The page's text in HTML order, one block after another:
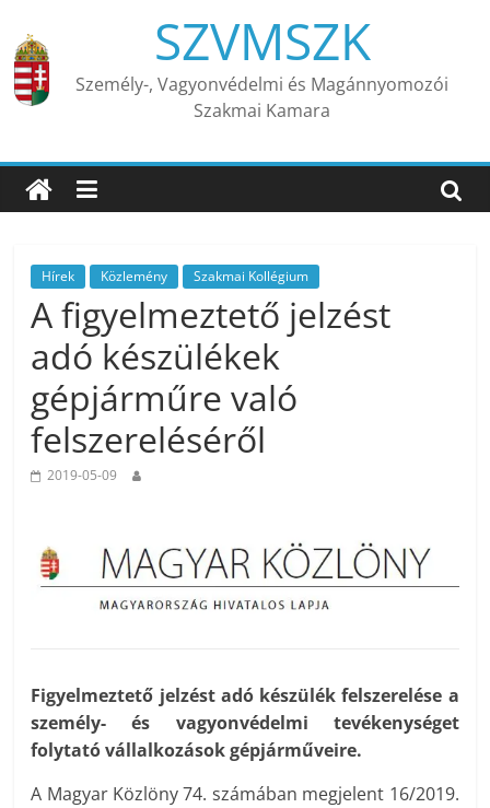
content
SZVMSZK
Személy-, Vagyonvédelmi és Magánnyomozói
Szakmai Kamara
Hírek Közlemény Szakmai Kollégium
A figyelmeztető jelzést
adó készülékek
gépjárműre való
felszereléséről
2019-05-09
Figyelmeztető jelzést adó készülék felszerelése a
személy- és vagyonvédelmi tevékenységet
folytató vállalkozások gépjárműveire.
A Magyar Közlöny 74. számában megjelent 16/2019.